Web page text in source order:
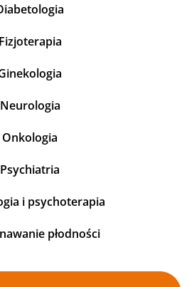
Fizjoterapia
Neurologia
Onkologia
Psychiatria
i psychoterapia
płodności